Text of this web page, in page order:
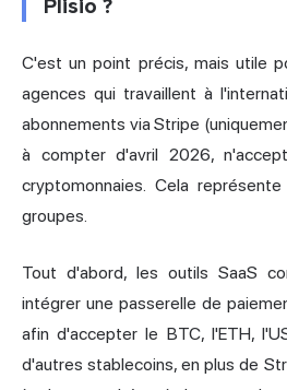
Plisio ?
C'est un point précis, mais utile
agences qui travaillent à
abonnements via Stripe
à compter d'avril 2026,
cryptomonnaies. Cela
groupes.
Tout d'abord, les outils SaaS
intégrer une passerelle de
afin d'accepter le BTC, l'ETH,
d'autres stablecoins, en plus de